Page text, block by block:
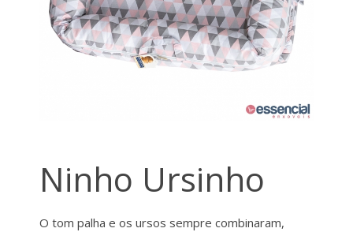
Ninho Ursinho
O tom palha e os ursos sempre combinaram,